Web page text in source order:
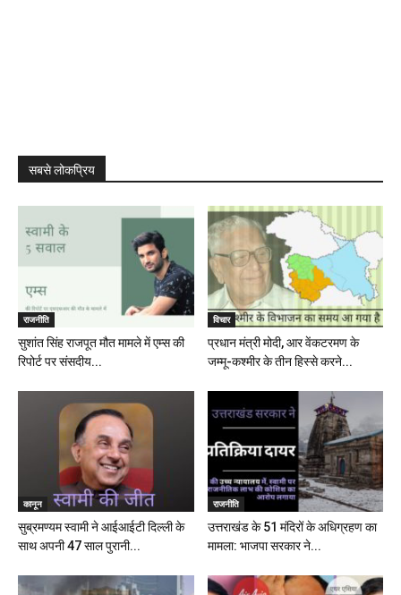
सबसे लोकप्रिय
राजनीति
सुशांत सिंह राजपूत मौत मामले में एम्स की
रिपोर्ट पर संसदीय...
विचार
प्रधान मंत्री मोदी, आर वेंकटरमण के
जम्मू-कश्मीर के तीन हिस्से करने...
कानून
सुब्रमण्यम स्वामी ने आईआईटी दिल्ली के
साथ अपनी 47 साल पुरानी...
राजनीति
उत्तराखंड के 51 मंदिरों के अधिग्रहण का
मामला: भाजपा सरकार ने...